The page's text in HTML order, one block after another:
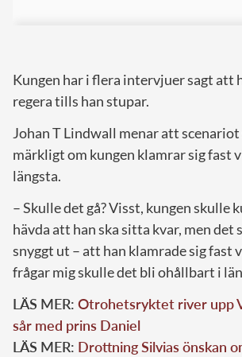
Kungen har i flera intervjuer sagt att
regera tills han stupar.
Johan T Lindwall menar att
märkligt om kungen klamrar sig fast
längsta.
– Skulle det gå? Visst, kungen skulle
hävda att han ska sitta kvar, men det
snyggt ut – att han klamrade sig fast
frågar mig skulle det bli ohållbart i
LÄS MER: Otrohetsryktet river upp
sår med prins Daniel
LÄS MER: Drottning Silvias önskan